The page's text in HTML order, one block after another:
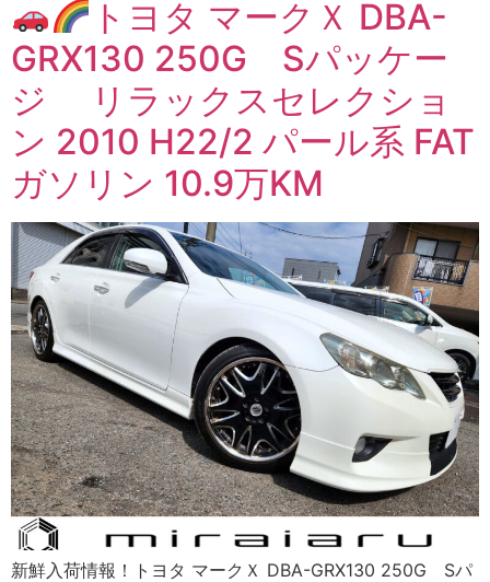
トヨタ マークＸ DBA-
GRX130 250G Sパッケー
ジ リラックスセレクショ
ン 2010 H22/2 パール系 FAT
ガソリン 10.9万KM
新鮮入荷情報！トヨタ マークＸ DBA-GRX130 250G Sパ